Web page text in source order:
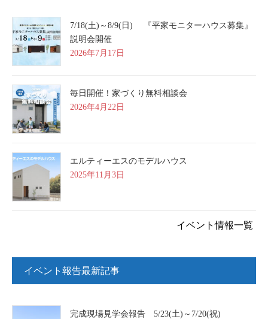
7/18(土)～8/9(日) 『平家モニターハウス募集』
説明会開催
2026年7月17日
毎日開催！家づくり無料相談会
2026年4月22日
エルティーエスのモデルハウス
2025年11月3日
イベント情報一覧
イベント報告最新記事
完成現場見学会報告 5/23(土)～7/20(祝)